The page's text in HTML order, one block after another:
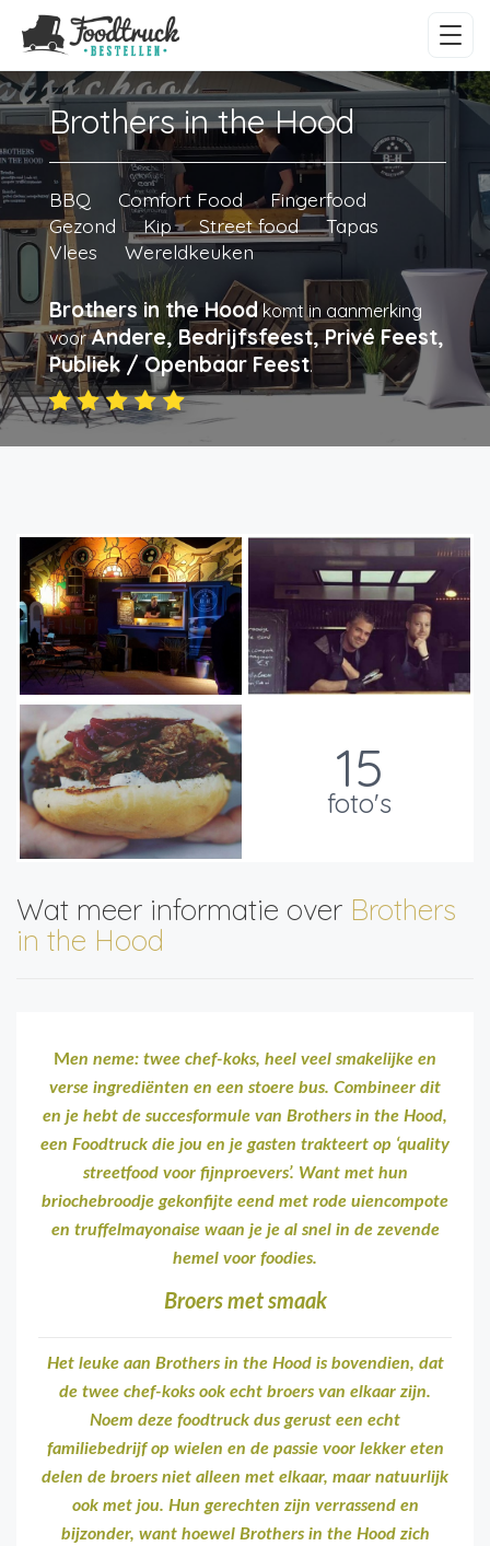
Brothers in the Hood
BBQ Comfort Food
Fingerfood
Gezond
Kip Street food
Tapas
Vlees
Wereldkeuken
Brothers in the Hoodkomt in aanmerking
voorAndere, Bedrijfsfeest, Privé Feest,
Publiek / Openbaar Feest.
15
foto's
Wat meer informatie over Brothers
in the Hood
Men neme: twee chef-koks, heel veel smakelijke en
verse ingrediënten en een stoere bus. Combineer dit
en je hebt de succesformule van Brothers in the Hood,
een Foodtruck die jou en je gasten trakteert op ‘quality
streetfood voor fijnproevers’. Want met hun
briochebroodje gekonfijte eend met rode uiencompote
en truffelmayonaise waan je je al snel in de zevende
hemel voor foodies.
Broers met smaak
Het leuke aan Brothers in the Hood is bovendien, dat
de twee chef-koks ook echt broers van elkaar zijn.
Noem deze foodtruck dus gerust een echt
familiebedrijf op wielen en de passie voor lekker eten
delen de broers niet alleen met elkaar, maar natuurlijk
ook met jou. Hun gerechten zijn verrassend en
bijzonder, want hoewel Brothers in the Hood zich